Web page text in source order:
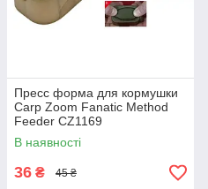
Пресс форма для кормушки
Carp Zoom Fanatic Method
Feeder CZ1169
В наявності
36 ₴ 45 ₴